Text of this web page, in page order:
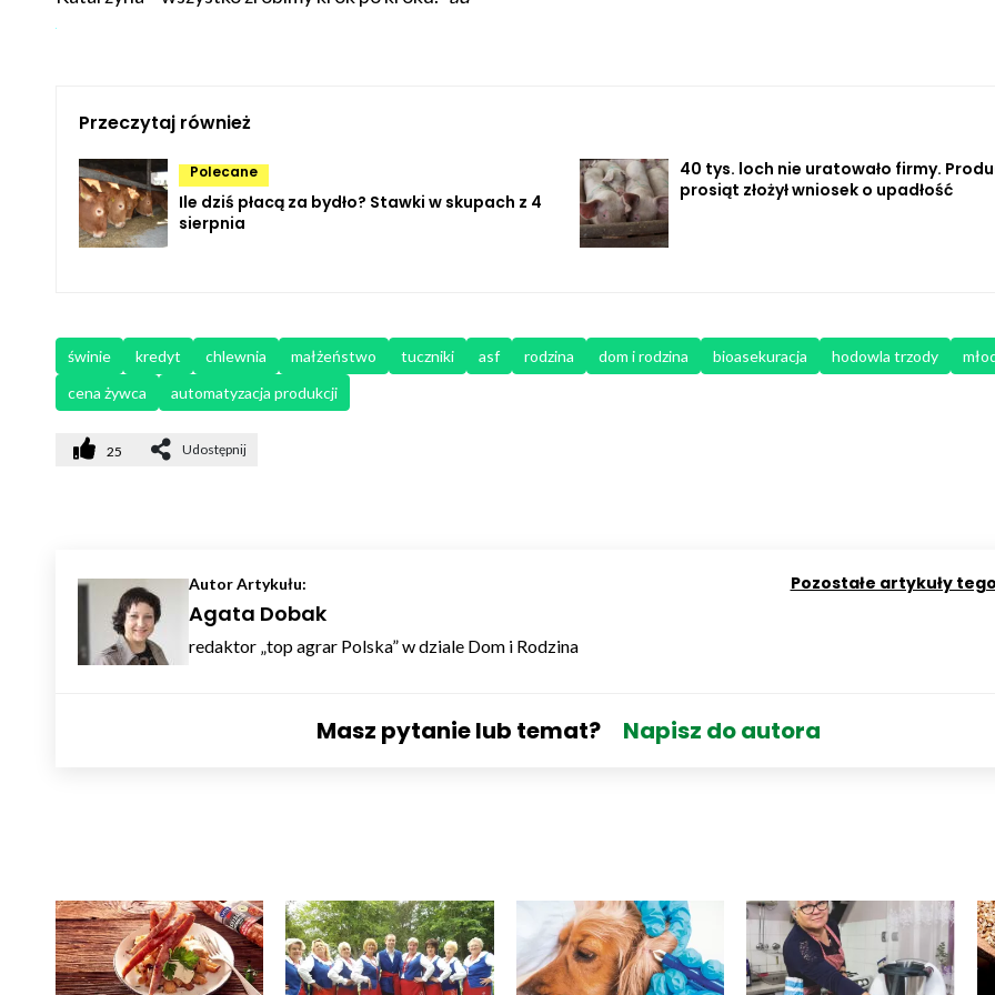
Przeczytaj również
Polecane
Ile dziś płacą za bydło? Stawki w skupach z 4
sierpnia
40 tys. loch nie uratowało firmy.
prosiąt złożył wniosek o upadłość
świnie kredyt chlewnia małżeństwo tuczniki asf rodzina dom i rodzina bioasekuracja hodowla trzody
cena żywca
automatyzacja produkcji
25 Udostępnij
Autor Artykułu:
Agata Dobak
redaktor „top agrar Polska” w dziale Dom i Rodzina
Pozostałe artykuły
Masz pytanie lub temat? Napisz do autora